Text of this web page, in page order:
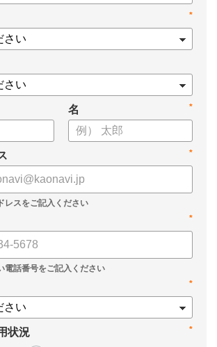
の要因と悪影響
人材配置のメリット
ーダー育成への応用
*
*
名
*
*
*
*
状況